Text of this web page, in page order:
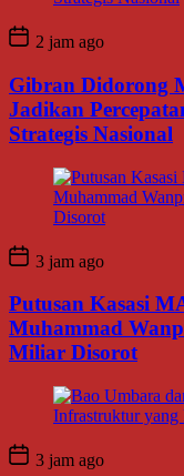
2 jam ago
Gibran Didorong
Jadikan
Strategis Nasional
3 jam ago
Putusan Kasasi
Muhammad
Miliar Disorot
3 jam ago